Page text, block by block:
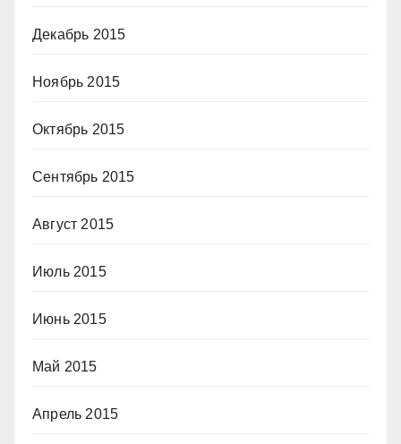
Декабрь 2015
Ноябрь 2015
Октябрь 2015
Сентябрь 2015
Август 2015
Июль 2015
Июнь 2015
Май 2015
Апрель 2015